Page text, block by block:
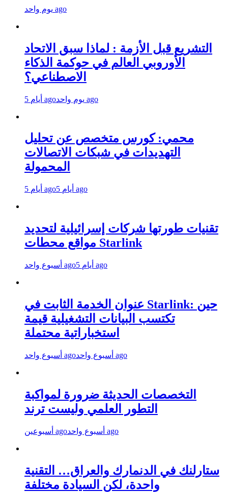
يوم واحد ago
التشريع قبل الأزمة : لماذا سبق الاتحاد
الأوروبي العالم في حوكمة الذكاء
الاصطناعي؟
5 أيام ago يوم واحد ago
محمي: كورس متخصص عن تحليل
التهديدات في شبكات الاتصالات
المحمولة
5 أيام ago 5 أيام ago
تقنيات طورتها شركات إسرائيلية لتحديد
مواقع محطات Starlink
أسبوع واحد ago 5 أيام ago
عنوان الخدمة الثابت في Starlink: حين
تكتسب البيانات التشغيلية قيمة
استخباراتية محتملة
أسبوع واحد ago أسبوع واحد ago
التخصصات الحديثة ضرورة لمواكبة
التطور العلمي وليست ترند
أسبوعين ago أسبوع واحد ago
ستارلنك في الدنمارك والعراق… التقنية
واحدة، لكن السيادة مختلفة